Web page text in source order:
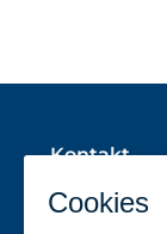
Kontakt